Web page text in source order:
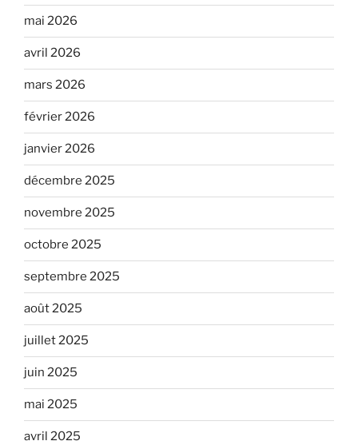
mai 2026
avril 2026
mars 2026
février 2026
janvier 2026
décembre 2025
novembre 2025
octobre 2025
septembre 2025
août 2025
juillet 2025
juin 2025
mai 2025
avril 2025